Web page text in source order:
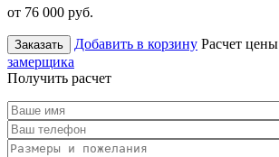
от 76 000 руб.
Заказать Добавить в корзину Расчет цены
замерщика
Получить расчет